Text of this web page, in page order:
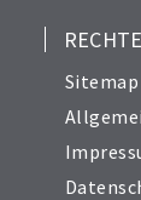
Sitemap